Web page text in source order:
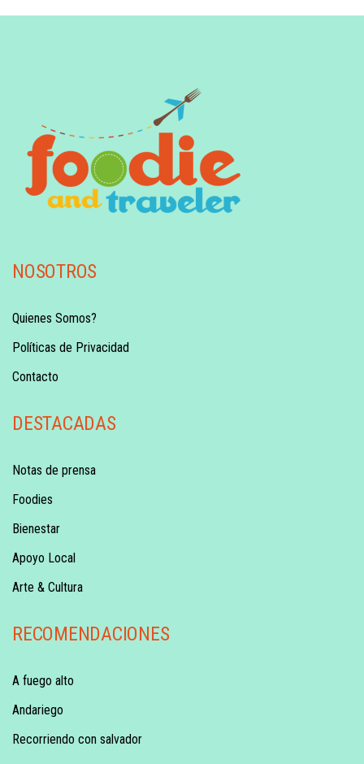
NOSOTROS
Quienes Somos?
Políticas de Privacidad
Contacto
DESTACADAS
Notas de prensa
Foodies
Bienestar
Apoyo Local
Arte & Cultura
RECOMENDACIONES
A fuego alto
Andariego
Recorriendo con salvador